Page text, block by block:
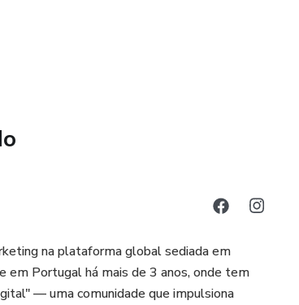
na plataforma global sediada em
em Portugal há mais de 3 anos, onde tem
— uma comunidade que impulsiona